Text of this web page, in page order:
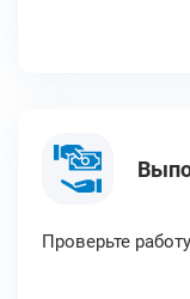
Проверьте